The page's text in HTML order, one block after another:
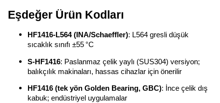
Eşdeğer Ürün Kodları
HF1416‑L564 (INA/Schaeffler): L564 gresli düşük
sıcaklık sınıfı ±55 °C
S‑HF1416: Paslanmaz çelik yaylı (SUS304) versiyon;
balıkçılık makinaları, hassas cihazlar için önerilir
HF1416 (tek yön Golden Bearing, GBC): İnce çelik dış
kabuk; endüstriyel uygulamalar